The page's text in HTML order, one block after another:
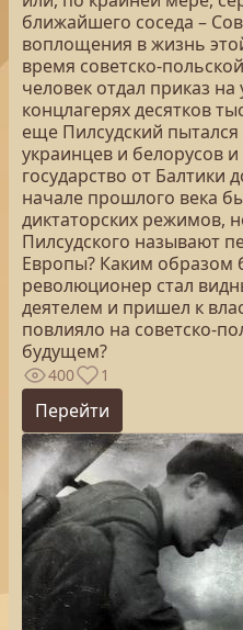
ближайшего соседа –
воплощения в жизнь
время советско-
человек отдал приказ
концлагерях десятков
еще Пилсудский
украинцев и белорусов
государство от Балтики
начале прошлого века
диктаторских режимов,
Пилсудского называют
Европы? Каким образом
революционер стал
деятелем и пришел к
повлияло на советско-
будущем?
400 1
Перейти